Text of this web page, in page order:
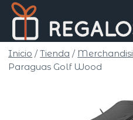
Saltar
contenido
Inicio / Tienda /
Paraguas Golf Wood